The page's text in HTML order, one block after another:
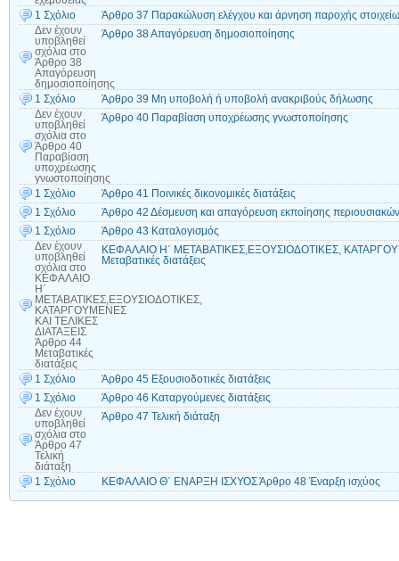
1 Σχόλιο
Άρθρο 37 Παρακώλυση ελέγχου και άρνηση παροχής
Δεν έχουν
υποβληθεί
σχόλια στο
Άρθρο 38
Απαγόρευση
δημοσιοποίησης
Άρθρο 38 Απαγόρευση δημοσιοποίησης
1 Σχόλιο
Άρθρο 39 Μη υποβολή ή υποβολή ανακριβούς δήλωσης
Δεν έχουν
υποβληθεί
σχόλια στο
Άρθρο 40
Παραβίαση
υποχρέωσης
γνωστοποίησης
Άρθρο 40 Παραβίαση υποχρέωσης γνωστοποίησης
1 Σχόλιο
Άρθρο 41 Ποινικές δικονομικές διατάξεις
1 Σχόλιο
Άρθρο 42 Δέσμευση και απαγόρευση εκποίησης περιουσιακών
1 Σχόλιο
Άρθρο 43 Καταλογισμός
Δεν έχουν
υποβληθεί
σχόλια στο
ΚΕΦΑΛΑΙΟ
Η΄
ΜΕΤΑΒΑΤΙΚΕΣ,ΕΞΟΥΣΙΟΔΟΤΙΚΕΣ,
ΚΑΤΑΡΓΟΥΜΕΝΕΣ
ΚΑΙ ΤΕΛΙΚΕΣ
ΔΙΑΤΑΞΕΙΣ
Άρθρο 44
Μεταβατικές
διατάξεις
ΚΕΦΑΛΑΙΟ Η΄ ΜΕΤΑΒΑΤΙΚΕΣ,ΕΞΟΥΣΙΟΔΟΤΙΚΕΣ,
Μεταβατικές διατάξεις
1 Σχόλιο
Άρθρο 45 Εξουσιοδοτικές διατάξεις
1 Σχόλιο
Άρθρο 46 Καταργούμενες διατάξεις
Δεν έχουν
υποβληθεί
σχόλια στο
Άρθρο 47
Τελική
διάταξη
Άρθρο 47 Τελική διάταξη
1 Σχόλιο ΚΕΦΑΛΑΙΟ Θ΄ ΕΝΑΡΞΗ ΙΣΧΥΟΣ Άρθρο 48 Έναρξη ισχύος